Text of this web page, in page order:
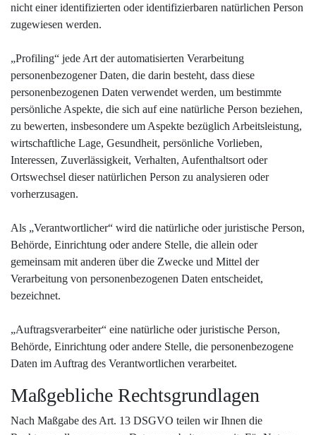
nicht einer identifizierten oder identifizierbaren natürlichen Person
zugewiesen werden.
„Profiling“ jede Art der automatisierten Verarbeitung
personenbezogener Daten, die darin besteht, dass diese
personenbezogenen Daten verwendet werden, um bestimmte
persönliche Aspekte, die sich auf eine natürliche Person beziehen,
zu bewerten, insbesondere um Aspekte bezüglich Arbeitsleistung,
wirtschaftliche Lage, Gesundheit, persönliche Vorlieben,
Interessen, Zuverlässigkeit, Verhalten, Aufenthaltsort oder
Ortswechsel dieser natürlichen Person zu analysieren oder
vorherzusagen.
Als „Verantwortlicher“ wird die natürliche oder juristische Person,
Behörde, Einrichtung oder andere Stelle, die allein oder
gemeinsam mit anderen über die Zwecke und Mittel der
Verarbeitung von personenbezogenen Daten entscheidet,
bezeichnet.
„Auftragsverarbeiter“ eine natürliche oder juristische Person,
Behörde, Einrichtung oder andere Stelle, die personenbezogene
Daten im Auftrag des Verantwortlichen verarbeitet.
Maßgebliche Rechtsgrundlagen
Nach Maßgabe des Art. 13 DSGVO teilen wir Ihnen die